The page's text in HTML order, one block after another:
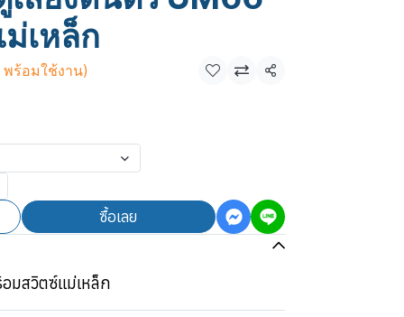
เหล็ก
ร้อมใช้งาน) แชร์
ซื้อเลย
มสวิตซ์แม่เหล็ก